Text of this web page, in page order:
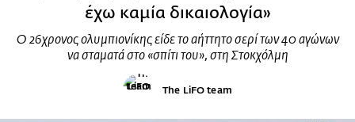
έχω καμία δικαιολογία»
Ο 26χρονος ολυμπιονίκης είδε το αήττητο σερί των 40 αγώνων
να σταματά στο «σπίτι του», στη Στοκχόλμη
The LiFO team